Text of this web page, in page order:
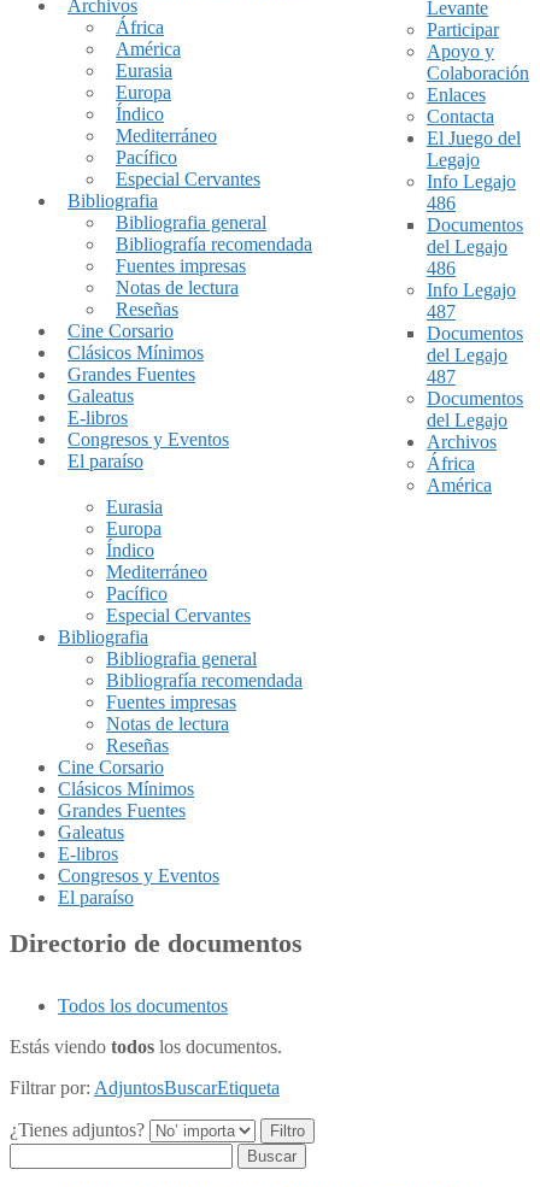
Archivos
África
América
Eurasia
Europa
Índico
Mediterráneo
Pacífico
Especial Cervantes
Bibliografia
Bibliografia general
Bibliografía recomendada
Fuentes impresas
Notas de lectura
Reseñas
Cine Corsario
Clásicos Mínimos
Grandes Fuentes
Galeatus
E-libros
Congresos y Eventos
El paraíso
Levante
Participar
Apoyo y
Colaboración
Enlaces
Contacta
El Juego del
Legajo
Info Legajo
486
Documentos
del Legajo
486
Info Legajo
487
Documentos
del Legajo
487
Documentos
del Legajo
Archivos
África
América
Eurasia
Europa
Índico
Mediterráneo
Pacífico
Especial Cervantes
Bibliografia
Bibliografia general
Bibliografía recomendada
Fuentes impresas
Notas de lectura
Reseñas
Cine Corsario
Clásicos Mínimos
Grandes Fuentes
Galeatus
E-libros
Congresos y Eventos
El paraíso
Directorio de documentos
Todos los documentos
Estás viendo todos los documentos.
Filtrar por: AdjuntosBuscarEtiqueta
¿Tienes adjuntos?